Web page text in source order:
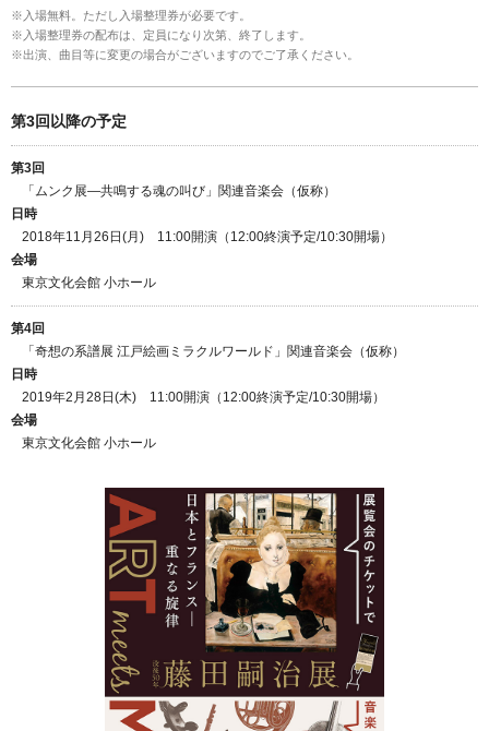
※入場無料。ただし入場整理券が必要です。
※入場整理券の配布は、定員になり次第、終了します。
※出演、曲目等に変更の場合がございますのでご了承ください。
第3回以降の予定
第3回
「ムンク展―共鳴する魂の叫び」関連音楽会（仮称）
日時
2018年11月26日(月) 11:00開演（12:00終演予定/10:30開場）
会場
東京文化会館 小ホール
第4回
「奇想の系譜展 江戸絵画ミラクルワールド」関連音楽会（仮称）
日時
2019年2月28日(木) 11:00開演（12:00終演予定/10:30開場）
会場
東京文化会館 小ホール